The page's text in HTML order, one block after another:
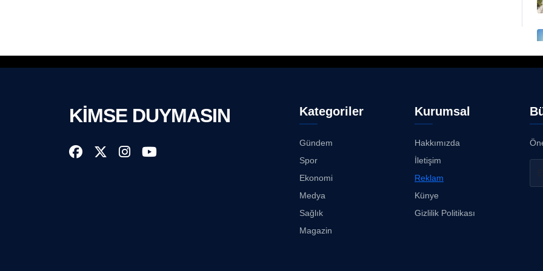
KİMSE DUYMASIN Kategoriler
Gündem
Spor
Ekonomi
Medya
Sağlık
Magazin
Kurumsal
Hakkımızda
İletişim
Reklam
Künye
Gizlilik Politikası